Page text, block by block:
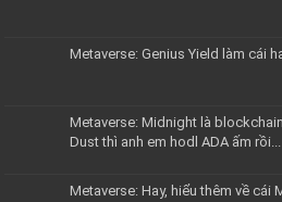
Metaverse: Genius Yield làm cái
Metaverse: Midnight là
Dust thì anh em hodl ADA ấm rồi...
Metaverse: Hay, hiểu thêm về cái